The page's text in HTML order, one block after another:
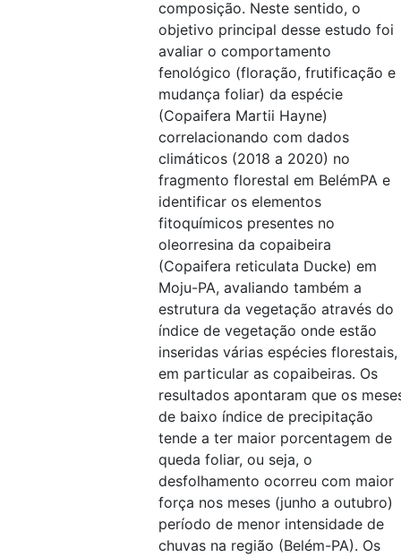
composição. Neste sentido, o
objetivo principal desse estudo foi
avaliar o comportamento
fenológico (floração, frutificação e
mudança foliar) da espécie
(Copaifera Martii Hayne)
correlacionando com dados
climáticos (2018 a 2020) no
fragmento florestal em BelémPA e
identificar os elementos
fitoquímicos presentes no
oleorresina da copaibeira
(Copaifera reticulata Ducke) em
Moju-PA, avaliando também a
estrutura da vegetação através do
índice de vegetação onde estão
inseridas várias espécies florestais,
em particular as copaibeiras. Os
resultados apontaram que os
de baixo índice de precipitação
tende a ter maior porcentagem de
queda foliar, ou seja, o
desfolhamento ocorreu com maior
força nos meses (junho a outubro)
período de menor intensidade de
chuvas na região (Belém-PA). Os